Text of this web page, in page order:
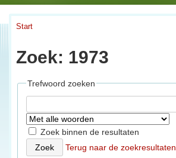
Start
Zoek: 1973
Trefwoord zoeken
Zoek binnen de resultaten
Terug naar de zoekresultaten